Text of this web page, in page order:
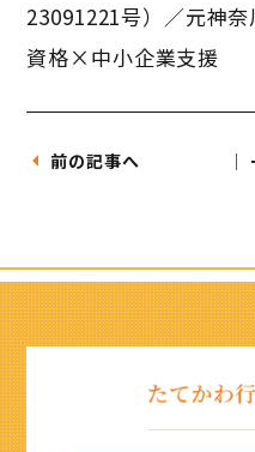
23091221号）／元神
資格×中小企業支援
前の記事へ │